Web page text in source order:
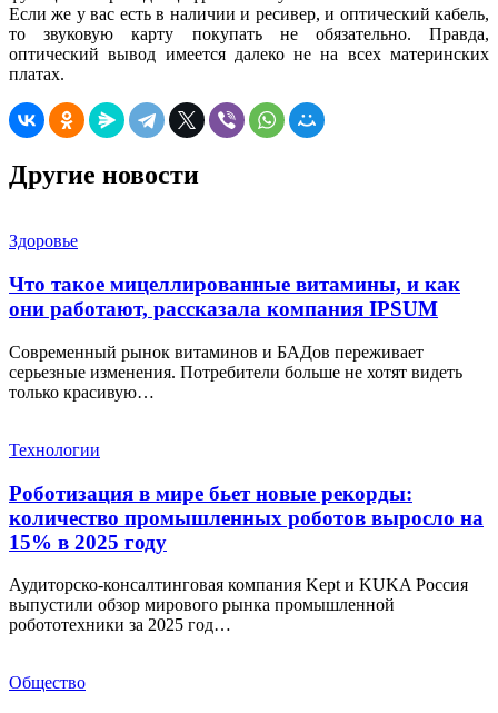
Если же у вас есть в наличии и ресивер, и оптический кабель,
то звуковую карту покупать не обязательно. Правда,
оптический вывод имеется далеко не на всех материнских
платах.
Другие новости
Здоровье
Что такое мицеллированные витамины, и как
они работают, рассказала компания IPSUM
Современный рынок витаминов и БАДов переживает
серьезные изменения. Потребители больше не хотят видеть
только красивую…
Технологии
Роботизация в мире бьет новые рекорды:
количество промышленных роботов выросло на
15% в 2025 году
Аудиторско-консалтинговая компания Kept и KUKA Россия
выпустили обзор мирового рынка промышленной
робототехники за 2025 год…
Общество